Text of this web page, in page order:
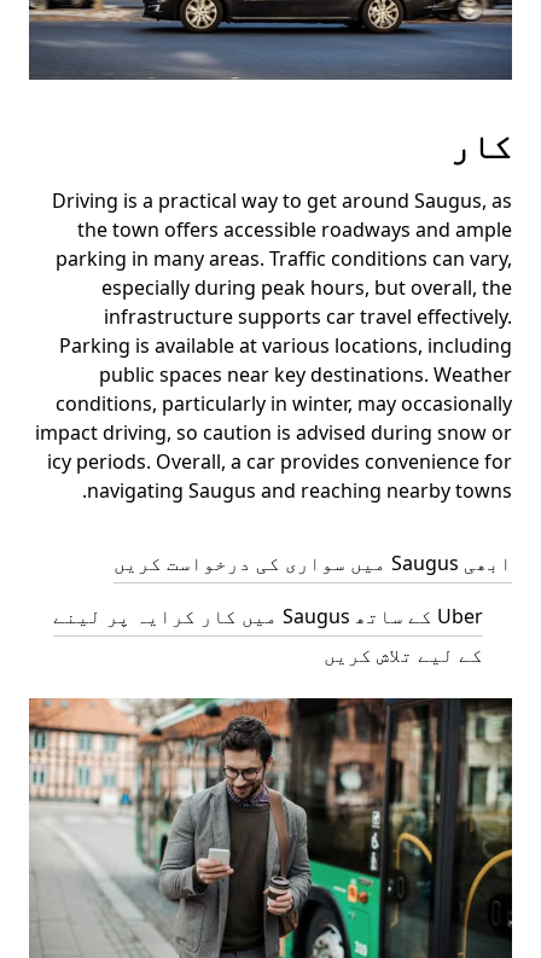
کار
Driving is a practical way to get around Saugus, as
the town offers accessible roadways and ample
parking in many areas. Traffic conditions can vary,
especially during peak hours, but overall, the
infrastructure supports car travel effectively.
Parking is available at various locations, including
public spaces near key destinations. Weather
conditions, particularly in winter, may occasionally
impact driving, so caution is advised during snow or
icy periods. Overall, a car provides convenience for
navigating Saugus and reaching nearby towns.
ابھی Saugus میں سواری کی درخواست کریں
Uber کے ساتھ Saugus میں کار کرایہ پر لینے
کے لیے تلاش کریں